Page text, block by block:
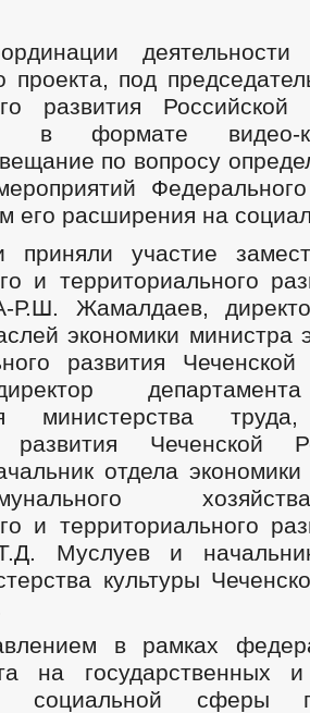
проекта, под
развития
в формате видео-
по вопросу
его расширения на
участие
и территориального
Р.Ш. Жамалдаев,
экономики министра
развития
министерства
развития Чеченской
отдела
и территориального
Муслуев и
культуры
в рамках
на государственных
социальной сферы